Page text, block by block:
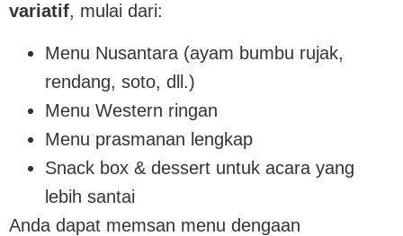
variatif, mulai dari:
Menu Nusantara (ayam bumbu rujak,
rendang, soto, dll.)
Menu Western ringan
Menu prasmanan lengkap
Snack box & dessert untuk acara yang
lebih santai
Anda dapat memsan menu dengaan